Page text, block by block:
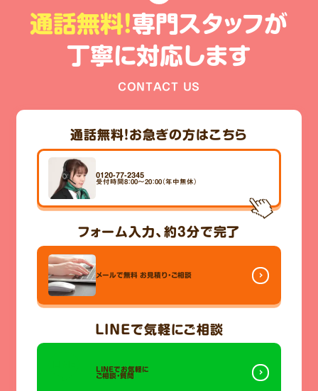
通話無料!専門スタッフが
丁寧に対応します
CONTACT US
通話無料！お急ぎの方はこちら
0120-77-2345
受付時間8：00～20：00（年中無休）
フォーム入力、 約3分で完了
メールで無料 お見積り・ご相談
LINEで気軽にご相談
LINEでお気軽に
ご相談・質問